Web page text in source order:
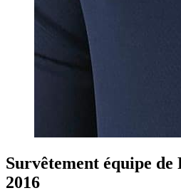
Survêtement équipe
2016